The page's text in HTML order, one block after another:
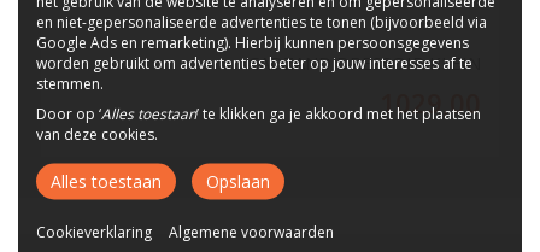
CADZAND DRESSOIR KLEIN
1029,00
en niet-gepersonaliseerde advertenties te tonen (bijvoorbeeld via
Google Ads en remarketing). Hierbij kunnen persoonsgegevens
worden gebruikt om advertenties beter op jouw interesses af te
stemmen.
Door op ‘Alles toestaan’ te klikken ga je akkoord met het plaatsen
van deze cookies.
Alles toestaan Opslaan
Cookieverklaring Algemene voorwaarden